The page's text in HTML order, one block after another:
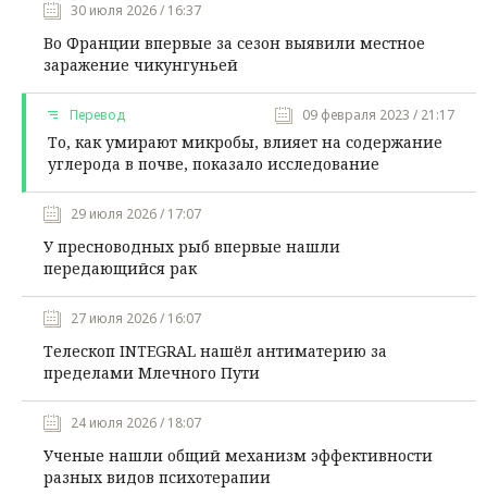
30 июля 2026 / 16:37
Во Франции впервые за сезон выявили местное
заражение чикунгуньей
Перевод 09 февраля 2023 / 21:17
То, как умирают микробы, влияет на содержание
углерода в почве, показало исследование
29 июля 2026 / 17:07
У пресноводных рыб впервые нашли
передающийся рак
27 июля 2026 / 16:07
Телескоп INTEGRAL нашёл антиматерию за
пределами Млечного Пути
24 июля 2026 / 18:07
Ученые нашли общий механизм эффективности
разных видов психотерапии